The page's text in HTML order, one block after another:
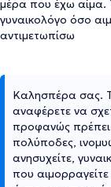
μέρα που έχω αίμα.
γυναικολόγο όσο
αντιμετωπίσω
Καλησπέρα σας.
αναφέρετε να
προφανώς πρέπει
πολύποδες,
ανησυχείτε,
που αιμορραγείτε